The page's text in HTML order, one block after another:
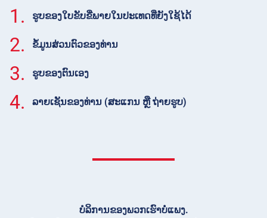
1. ຮູບຂອງໃບຂັບຂີ່ພາຍໃນປະເທດທີ່ຍັງໃຊ້ໄດ້
2. ຂໍ້ມູນສ່ວນຕົວຂອງທ່ານ
3. ຮູບຂອງຕົນເອງ
4. ລາຍເຊັນຂອງທ່ານ (ສະແກນ ຫຼື ຖ່າຍຮູບ)
ບໍລິການຂອງພວກເຮົາບໍ່ແພງ.